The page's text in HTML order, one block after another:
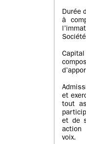
Durée
à
Société
et
tout
et de
voix.